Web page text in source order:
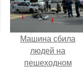
Машина сбила
людей на
пешеходном